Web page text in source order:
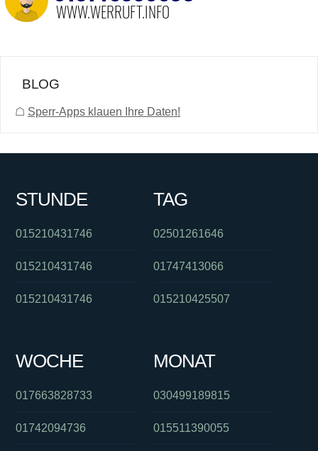
BLOG
☖ Sperr-Apps klauen Ihre Daten!
STUNDE
015210431746
015210431746
015210431746
TAG
02501261646
01747413066
015210425507
WOCHE
017663828733
01742094736
MONAT
030499189815
015511390055